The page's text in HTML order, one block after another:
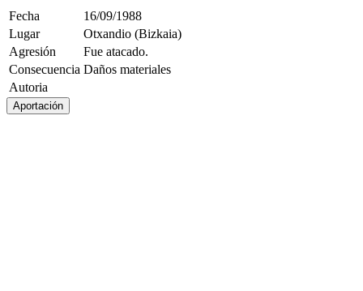
Fecha
16/09/1988
Lugar
Otxandio (Bizkaia)
Agresión
Fue atacado.
Consecuencia Daños materiales
Autoria